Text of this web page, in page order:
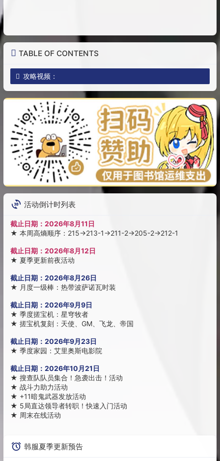
TABLE OF CONTENTS
攻略视频：
活动倒计时列表
截止日期： 2026年8月11日
★ 本周高熵顺序：215→213-1→211-2→205-2→212-1
截止日期： 2026年8月12日
★ 夏季更新前夜活动
截止日期： 2026年8月26日
★ 月度一级棒：热带波萨诺瓦时装
截止日期： 2026年9月9日
★ 季度搓宝机：星穹牧者
★ 搓宝机复刻：天使、GM、飞龙、帝国
截止日期： 2026年9月23日
★ 季度家园：艾里奥斯电影院
截止日期： 2026年10月21日
★ 搜查队队员集合！急袭出击！活动
★ 战斗力助力活动
★ +11暗鬼武器发放活动
★ 5局直达领导者转职！快速入门活动
★ 周末在线活动
韩服夏季更新预告